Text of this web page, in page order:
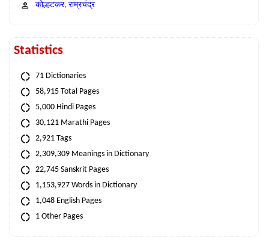
कोल्हटकर, राम्रचंद्र
Statistics
71 Dictionaries
58,915 Total Pages
5,000 Hindi Pages
30,121 Marathi Pages
2,921 Tags
2,309,309 Meanings in Dictionary
22,745 Sanskrit Pages
1,153,927 Words in Dictionary
1,048 English Pages
1 Other Pages